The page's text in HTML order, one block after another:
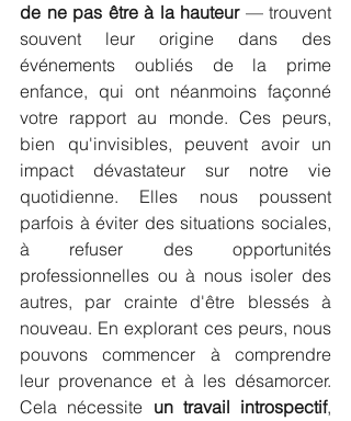
de ne pas être à la hauteur — trouvent
souvent leur origine dans des
événements oubliés de la prime
enfance, qui ont néanmoins façonné
votre rapport au monde. Ces peurs,
bien qu'invisibles, peuvent avoir un
impact dévastateur sur notre vie
quotidienne. Elles nous poussent
parfois à éviter des situations sociales,
à refuser des opportunités
professionnelles ou à nous isoler des
autres, par crainte d'être blessés à
nouveau. En explorant ces peurs, nous
pouvons commencer à comprendre
leur provenance et à les désamorcer.
Cela nécessite un travail introspectif,